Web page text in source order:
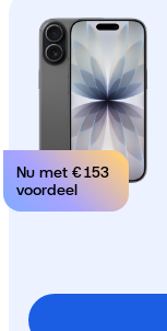
Nu met € 153
voordeel